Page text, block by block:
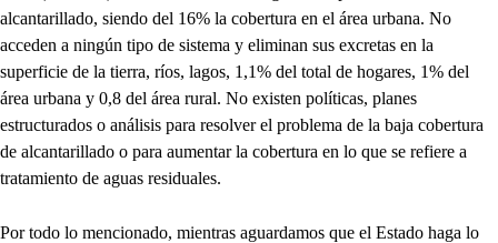
alcantarillado, siendo del 16% la cobertura en el área urbana. No
acceden a ningún tipo de sistema y eliminan sus excretas en la
superficie de la tierra, ríos, lagos, 1,1% del total de hogares, 1% del
área urbana y 0,8 del área rural. No existen políticas, planes
estructurados o análisis para resolver el problema de la baja cobertura
de alcantarillado o para aumentar la cobertura en lo que se refiere a
tratamiento de aguas residuales.
Por todo lo mencionado, mientras aguardamos que el Estado haga lo